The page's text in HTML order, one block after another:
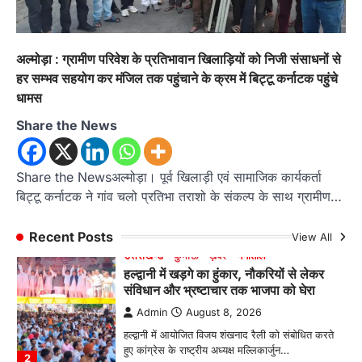
अल्मोड़ा : ग्रामीण परिवेश के प्रतिभावान खिलाड़ियों को निजी संसाधनों से
हर सम्भव सहयोग कर मंजिल तक पहुंचाने के क्रम में बिट्टू कर्नाटक पहुंचे
धामस
Share the News
Share the Newsअल्मोड़ा। पूर्व खिलाड़ी एवं सामाजिक कार्यकर्ता
बिट्टू कर्नाटक ने गांव चलो प्रतिभा तराशो के संकल्प के साथ ग्रामीण…
Recent Posts View All
1
में हासिल किया प्रथम स्थान
August 8, 2026
रानीखेत। आर्मी पब्लिक स्कूल रानीखेत की प्रतिभाशाली
छात्रा याग्यिका कुंद्रा ने अपनी शानदार शतरंज प्रतिभा…
2
संविधान और भ्रष्टाचार तक भाजपा को घेरा
Admin
हल्द्वानी में आयोजित विजय शंखनाद रैली को संबोधित करते
हुए कांग्रेस के राष्ट्रीय अध्यक्ष मल्लिकार्जुन…
3
उत्तराखण्ड कुमाऊं ख़बरें नैनीताल
खड़गे की रैली से पहले हल्द्वानी में सियासी
घमासान, एसएसपी कार्यालय में धरने पर बैठे
कांग्रेस नेता
Admin August 8, 2026
कांग्रेस कार्यकर्ताओं की बसें रोकने का आरोप, एसएसपी
ऑफिस में धरने पर बैठे गोदियाल और…